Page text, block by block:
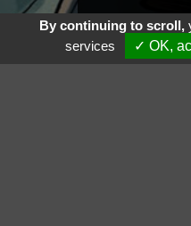
By continuing to scroll,
services
✓ OK,